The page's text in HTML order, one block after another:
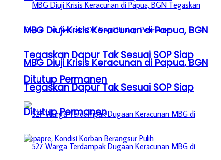
MBG Diuji Krisis Keracunan di Papua, BGN
Tegaskan Dapur Tak Sesuai SOP Siap
Ditutup Permanen
MBG Diuji Krisis Keracunan di Papua, BGN
Tegaskan Dapur Tak Sesuai SOP Siap
Ditutup Permanen